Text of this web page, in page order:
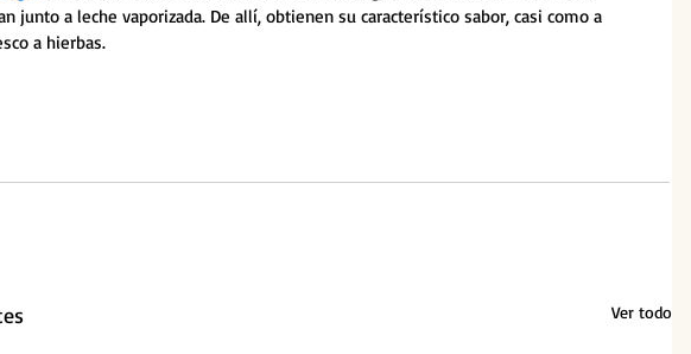
junto a leche vaporizada. De allí, obtienen su característico sabor, casi como a
a hierbas.
Ver todo